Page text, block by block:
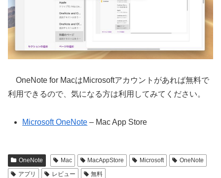
OneNote for MacはMicrosoftアカウントがあれば無料で
利用できるので、気になる方は利用してみてください。
Microsoft OneNote – Mac App Store
OneNote Mac MacAppStore Microsoft
OneNote
アプリ
レビュー 無料